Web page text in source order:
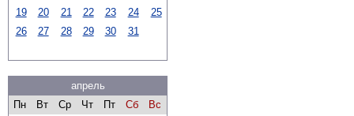
19
20 21 22 23 24
25
26
27 28 29 30 31
апрель
Пн
Вт Ср Чт Пт Сб
Вс